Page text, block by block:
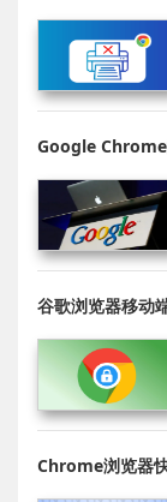
Google Chrome
谷歌浏览器移动
Chrome浏览器